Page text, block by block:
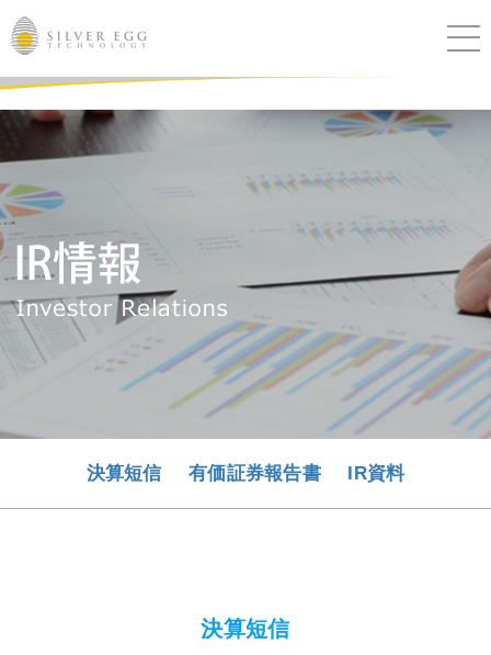
サービス
導入事例
セミナー
決算短信 有価証券報告書 IR資料
決算短信